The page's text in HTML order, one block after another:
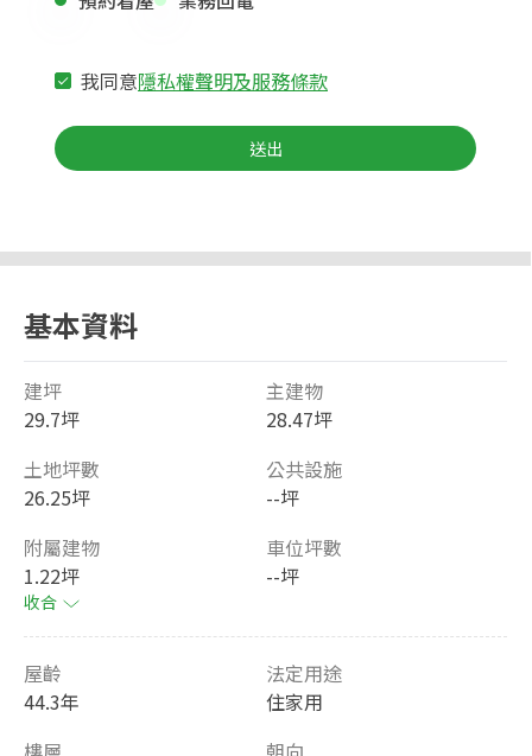
我同意隱私權聲明及服務條款
送出
基本資料
建坪
29.7坪
主建物
28.47坪
土地坪數
26.25坪
公共設施
--坪
附屬建物
1.22坪
收合
車位坪數
--坪
屋齡
44.3年
法定用途
住家用